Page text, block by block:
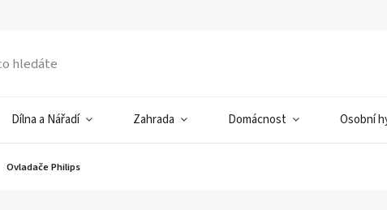
Dílna a Nářadí Zahrada Domácnost Osobní
Ovladače Philips